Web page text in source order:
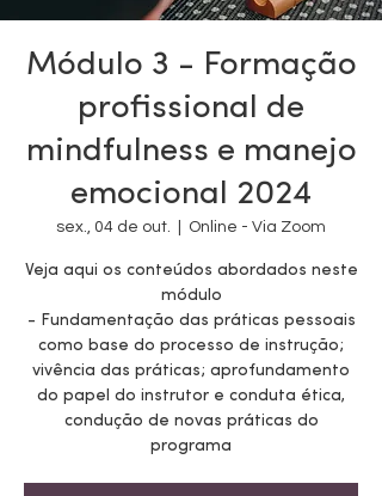
Módulo 3 - Formação
profissional de
mindfulness e manejo
emocional 2024
sex., 04 de out. Online - Via Zoom
Veja aqui os conteúdos abordados neste
módulo
- Fundamentação das práticas pessoais
como base do processo de instrução;
vivência das práticas; aprofundamento
do papel do instrutor e conduta ética,
condução de novas práticas do
programa